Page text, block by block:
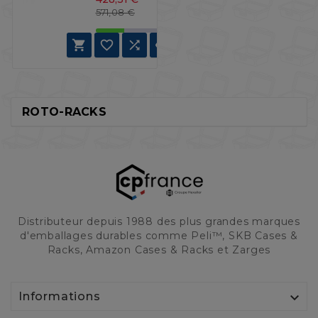
571,08 €Prix de base
Prix
   
ROTO-RACKS
Distributeur depuis 1988 des plus grandes marques
d'emballages durables comme Peli™, SKB Cases &
Racks, Amazon Cases & Racks et Zarges
Informations 